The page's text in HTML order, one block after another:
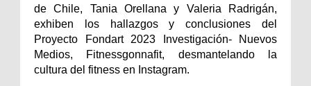
de Chile, Tania Orellana y Valeria Radrigán,
exhiben los hallazgos y conclusiones del
Proyecto Fondart 2023 Investigación- Nuevos
Medios, Fitnessgonnafit, desmantelando la
cultura del fitness en Instagram.